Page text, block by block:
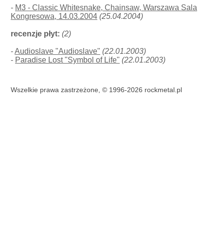
- M3 - Classic Whitesnake, Chainsaw, Warszawa Sala
Kongresowa, 14.03.2004 (25.04.2004)
recenzje płyt: (2)
-Audioslave "Audioslave" (22.01.2003)
- Paradise Lost "Symbol of Life" (22.01.2003)
Wszelkie prawa zastrzeżone, © 1996-2026 rockmetal.pl